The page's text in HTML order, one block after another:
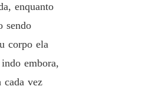
enquanto
sendo
corpo ela
embora,
cada vez